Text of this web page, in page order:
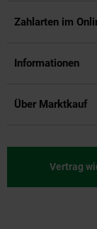
Zahlarten im
Informationen
Über Marktkauf
Vertrag